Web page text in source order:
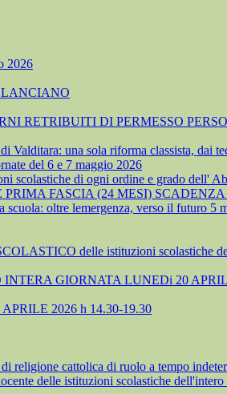
2026
LANCIANO
RETRIBUITI DI PERMESSO
Valditara: una sola riforma classista, dai
del 6 e 7 maggio 2026
scolastiche di ogni ordine e grado dell'
FASCIA (24 MESI) SCADENZA
oltre lemergenza, verso il futuro 5
delle istituzioni scolastiche
GIORNATA LUNEDi 20
2026 h 14.30-19.30
cattolica di ruolo a tempo
delle istituzioni scolastiche